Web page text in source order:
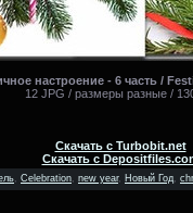
настроение - 6 часть /
12 JPG / размеры разные /
Скачать с Turbobit.net
Скачать с
, Celebration, new year, Новый Год,